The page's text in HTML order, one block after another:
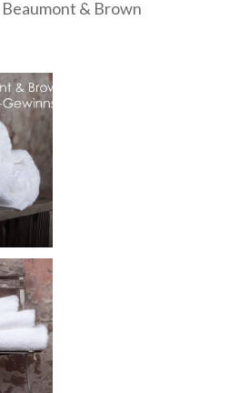
& Brown